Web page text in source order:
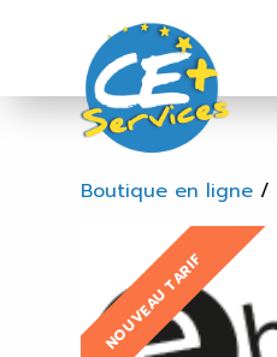
Boutique en ligne /
NOUVEAU TARIF